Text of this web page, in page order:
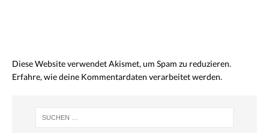
Diese Website verwendet Akismet, um Spam zu reduzieren.
Erfahre, wie deine Kommentardaten verarbeitet werden.